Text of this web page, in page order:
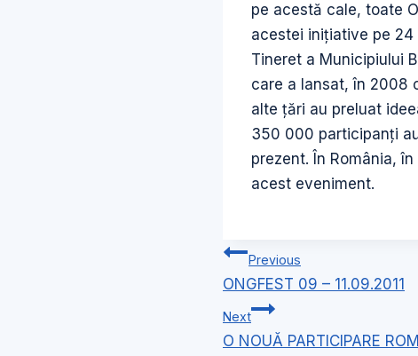
pe acestă cale, toate
acestei iniţiative pe 24
Tineret a Municipiului
care a lansat, în 2008
alte ţări au preluat
350 000 participanţi
prezent. În România,
acest eveniment.
Navigare
în
articole
Previous
ONGFEST 09 – 11.09.2011
Next
O NOUĂ PARTICIPARE